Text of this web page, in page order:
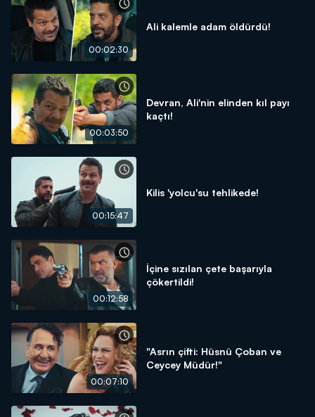
00:02:30
Ali kalemle adam öldürdü!
00:03:50
Devran, Ali'nin elinden kıl payı
kaçtı!
00:15:47
Kilis 'yolcu'su tehlikede!
00:12:58
İçine sızılan çete başarıyla
çökertildi!
00:07:10
"Asrın çifti: Hüsnü Çoban ve
Ceycey Müdür!"